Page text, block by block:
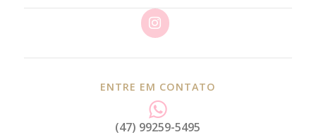
ENTRE EM CONTATO
(47) 99259-5495